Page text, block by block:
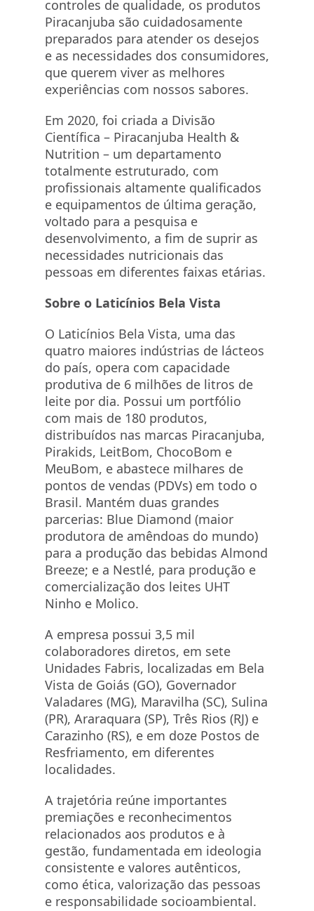
controles de qualidade, os produtos
Piracanjuba são cuidadosamente
preparados para atender os desejos
e as necessidades dos consumidores,
que querem viver as melhores
experiências com nossos sabores.
Em 2020, foi criada a Divisão
Científica – Piracanjuba Health &
Nutrition – um departamento
totalmente estruturado, com
profissionais altamente qualificados
e equipamentos de última geração,
voltado para a pesquisa e
desenvolvimento, a fim de suprir as
necessidades nutricionais das
pessoas em diferentes faixas etárias.
Sobre o Laticínios Bela Vista
O Laticínios Bela Vista, uma das
quatro maiores indústrias de lácteos
do país, opera com capacidade
produtiva de 6 milhões de litros de
leite por dia. Possui um portfólio
com mais de 180 produtos,
distribuídos nas marcas Piracanjuba,
Pirakids, LeitBom, ChocoBom e
MeuBom, e abastece milhares de
pontos de vendas (PDVs) em todo o
Brasil. Mantém duas grandes
parcerias: Blue Diamond (maior
produtora de amêndoas do mundo)
para a produção das bebidas Almond
Breeze; e a Nestlé, para produção e
comercialização dos leites UHT
Ninho e Molico.
A empresa possui 3,5 mil
colaboradores diretos, em sete
Unidades Fabris, localizadas em Bela
Vista de Goiás (GO), Governador
Valadares (MG), Maravilha (SC), Sulina
(PR), Araraquara (SP), Três Rios (RJ) e
Carazinho (RS), e em doze Postos de
Resfriamento, em diferentes
localidades.
A trajetória reúne importantes
premiações e reconhecimentos
relacionados aos produtos e à
gestão, fundamentada em ideologia
consistente e valores autênticos,
como ética, valorização das pessoas
e responsabilidade socioambiental.